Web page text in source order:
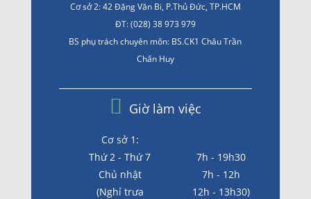
Cơ sở 2: 42 Đặng Văn Bi, P.Thủ Đức, TP.HCM
ĐT: (028) 38 973 979
BS phụ trách chuyên môn: BS.CK1 Châu Trần
Chấn Huy
Giờ làm việc
Cơ sở 1:
Thứ 2 - Thứ 7
7h - 19h30
Chủ nhật
7h - 12h
(Nghỉ trưa
12h - 13h30)